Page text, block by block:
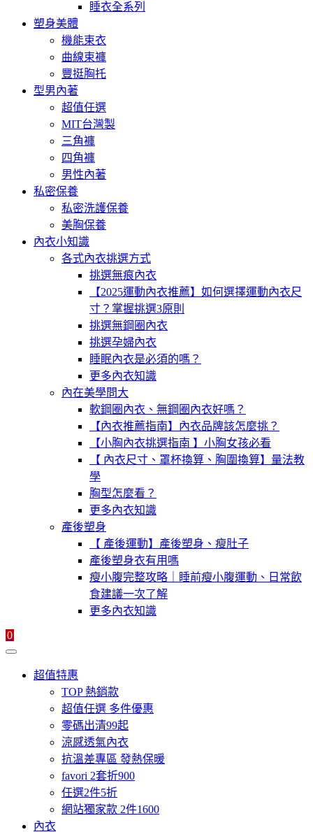
睡衣全系列
塑身美體
機能束衣
曲線束褲
豐挺胸托
型男內著
超值任選
MIT台灣製
三角褲
四角褲
男性內著
私密保養
私密洗護保養
美胸保養
內衣小知識
各式內衣挑選方式
挑選無痕內衣
【2025運動內衣推薦】如何選擇運動內衣尺
寸？掌握挑選3原則
挑選無鋼圈內衣
挑選孕婦內衣
睡眠內衣是必須的嗎？
更多內衣知識
內在美學問大
軟鋼圈內衣、無鋼圈內衣好嗎？
【內衣推薦指南】內衣品牌該怎麼挑？
【小胸內衣挑選指南 】小胸女孩必看
【 內衣尺寸、罩杯換算、胸圍換算】量法教
學
胸型怎麼看？
更多內衣知識
產後塑身
【 產後運動】產後塑身、瘦肚子
產後塑身衣有用嗎
瘦小腹完整攻略｜睡前瘦小腹運動、日常飲
食建議一次了解
更多內衣知識
0
超值特惠
TOP 熱銷款
超值任選 多件優惠
零碼出清99起
涼感透氣內衣
抗溫差專區 發熱保暖
favori 2套折900
任選2件5折
網站獨家款 2件1600
內衣